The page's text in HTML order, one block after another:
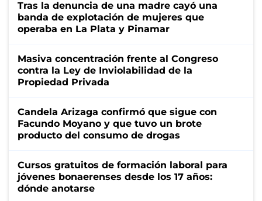
Tras la denuncia de una madre cayó una
banda de explotación de mujeres que
operaba en La Plata y Pinamar
Masiva concentración frente al Congreso
contra la Ley de Inviolabilidad de la
Propiedad Privada
Candela Arizaga confirmó que sigue con
Facundo Moyano y que tuvo un brote
producto del consumo de drogas
Cursos gratuitos de formación laboral para
jóvenes bonaerenses desde los 17 años:
dónde anotarse